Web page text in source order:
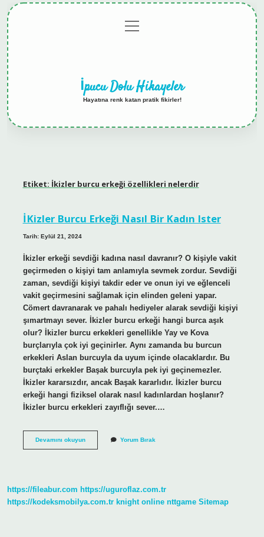
menüyü
aç
İpucu Dolu Hikayeler
Hayatına renk katan pratik fikirler!
Etiket: İkizler burcu erkeği özellikleri nelerdir
İKizler Burcu Erkeği Nasıl Bir Kadın Ister
Tarih: Eylül 21, 2024
İkizler erkeği sevdiği kadına nasıl davranır? O kişiyle vakit
geçirmeden o kişiyi tam anlamıyla sevmek zordur. Sevdiği
zaman, sevdiği kişiyi takdir eder ve onun iyi ve eğlenceli
vakit geçirmesini sağlamak için elinden geleni yapar.
Cömert davranarak ve pahalı hediyeler alarak sevdiği kişiyi
şımartmayı sever. İkizler burcu erkeği hangi burca aşık
olur? İkizler burcu erkekleri genellikle Yay ve Kova
burçlarıyla çok iyi geçinirler. Aynı zamanda bu burcun
erkekleri Aslan burcuyla da uyum içinde olacaklardır. Bu
burçtaki erkekler Başak burcuyla pek iyi geçinemezler.
İkizler kararsızdır, ancak Başak kararlıdır. İkizler burcu
erkeği hangi fiziksel olarak nasıl kadınlardan hoşlanır?
İkizler burcu erkekleri zayıflığı sever.…
Devamını okuyunİKizler
Ister
Yorum Bırak
https://fileabur.com https://uguroflaz.com.tr
https://kodeksmobilya.com.tr knight online nttgame Sitemap